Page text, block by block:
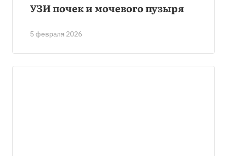
5 февраля 2026
УЗИ почек и мочевого пузыря